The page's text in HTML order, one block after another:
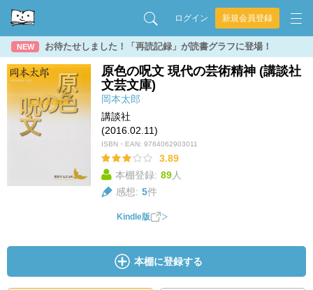
ログイン 新規会員登録
NEW お待たせしました！「再読記録」が読書グラフに登場！
原色の呪文 現代の芸術精神 (講談社
文芸文庫)
岡本太郎
講談社
(2016.02.11)
ISBN・EAN: 9784062903011
3.89
本棚登録: 89人
感想: 5件
Kindle版
本棚に登録する